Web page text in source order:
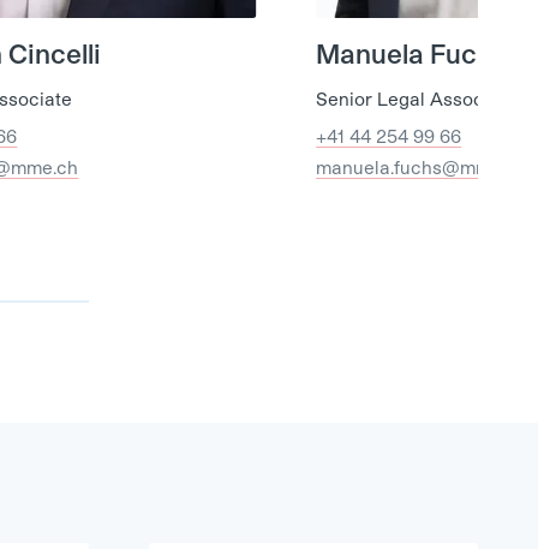
Cincelli Manuela Fuchs
Senior Legal Associate
+41 44 254 99 66
manuela.fuchs@mme.ch